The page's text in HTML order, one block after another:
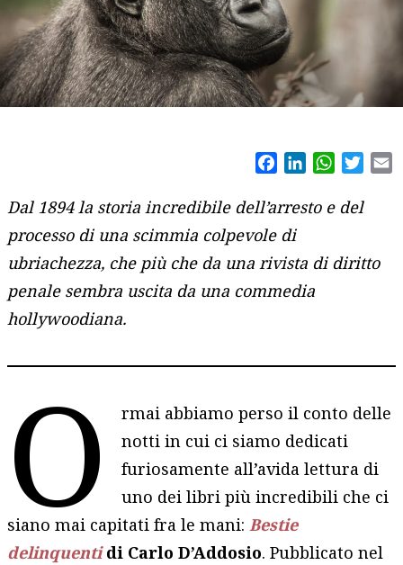
FacebookLinkedIn
Dal 1894 la storia incredibile dell’arresto e del
processo di una scimmia colpevole di
ubriachezza, che più che da una rivista di diritto
penale sembra uscita da una commedia
hollywoodiana.
O
rmai abbiamo perso il conto delle
notti in cui ci siamo dedicati
furiosamente all’avida lettura di
uno dei libri più incredibili che ci
siano mai capitati fra le mani:Bestie
delinquentidi Carlo D’Addosio. Pubblicato nel